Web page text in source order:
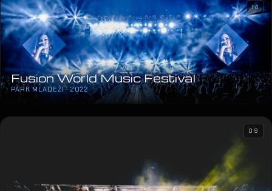
Fusion World Music Festival
PARK MLADEŽI · 2022
14
09